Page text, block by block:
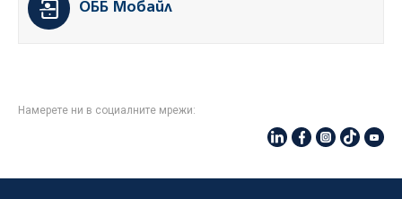
ОББ Мобайл
Намерете ни в социалните мрежи: